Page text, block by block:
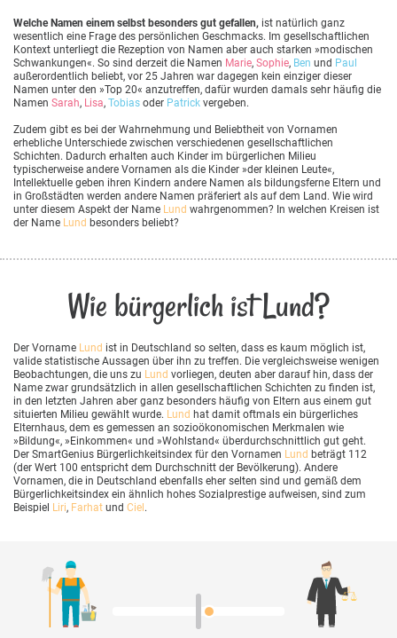
Welche Namen einem selbst besonders gut gefallen, ist natürlich ganz
wesentlich eine Frage des persönlichen Geschmacks. Im gesellschaftlichen
Kontext unterliegt die Rezeption von Namen aber auch starken »modischen
Schwankungen«. So sind derzeit die Namen Marie, Sophie, Ben und Paul
außerordentlich beliebt, vor 25 Jahren war dagegen kein einziger dieser
Namen unter den »Top 20« anzutreffen, dafür wurden damals sehr häufig die
Namen Sarah, Lisa, Tobias oder Patrick vergeben.
Zudem gibt es bei der Wahrnehmung und Beliebtheit von Vornamen
erhebliche Unterschiede zwischen verschiedenen gesellschaftlichen
Schichten. Dadurch erhalten auch Kinder im bürgerlichen Milieu
typischerweise andere Vornamen als die Kinder »der kleinen Leute«,
Intellektuelle geben ihren Kindern andere Namen als bildungsferne Eltern und
in Großstädten werden andere Namen präferiert als auf dem Land. Wie wird
unter diesem Aspekt der Name Lund wahrgenommen? In welchen Kreisen ist
der Name Lund besonders beliebt?
Wie bürgerlich ist Lund?
Der Vorname Lund ist in Deutschland so selten, dass es kaum möglich ist,
valide statistische Aussagen über ihn zu treffen. Die vergleichsweise wenigen
Beobachtungen, die uns zu Lund vorliegen, deuten aber darauf hin, dass der
Name zwar grundsätzlich in allen gesellschaftlichen Schichten zu finden ist,
in den letzten Jahren aber ganz besonders häufig von Eltern aus einem gut
situierten Milieu gewählt wurde. Lund hat damit oftmals ein bürgerliches
Elternhaus, dem es gemessen an sozioökonomischen Merkmalen wie
»Bildung«, »Einkommen« und »Wohlstand« überdurchschnittlich gut geht.
Der SmartGenius Bürgerlichkeitsindex für den Vornamen Lund beträgt 112
(der Wert 100 entspricht dem Durchschnitt der Bevölkerung). Andere
Vornamen, die in Deutschland ebenfalls eher selten sind und gemäß dem
Bürgerlichkeitsindex ein ähnlich hohes Sozialprestige aufweisen, sind zum
Beispiel Liri, Farhat und Ciel .